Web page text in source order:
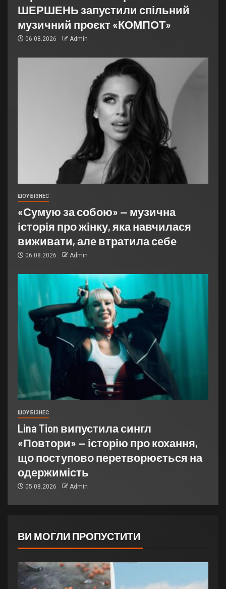
ШЕРШЕНЬ запустили спільний
музичний проєкт «КОМПОТ»
06.08.2026 Admin
ШОУ БІЗНЕС
«Сумую за собою» — музична
історія про жінку, яка навчилася
виживати, але втратила себе
06.08.2026 Admin
ШОУ БІЗНЕС
Lina Tion випустила сингл
«Повтори» — історію про кохання,
що поступово перетворюється на
одержимість
05.08.2026 Admin
ВИ МОГЛИ ПРОПУСТИТИ